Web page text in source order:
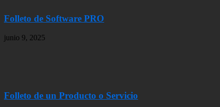
Folleto de Software PRO
junio 9, 2025
Folleto de un Producto o Servicio